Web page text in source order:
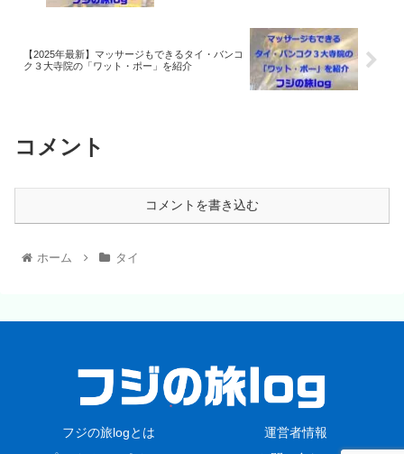
【2025年最新】マッサージもできるタイ・バンコ
ク３大寺院の「ワット・ポー」を紹介
コメント
コメントを書き込む
ホーム タイ
フジの旅logとは
運営者情報